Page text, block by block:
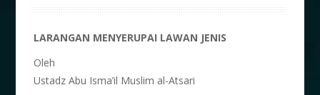
LARANGAN MENYERUPAI LAWAN JENIS
Oleh
Ustadz Abu Isma’il Muslim al-Atsari